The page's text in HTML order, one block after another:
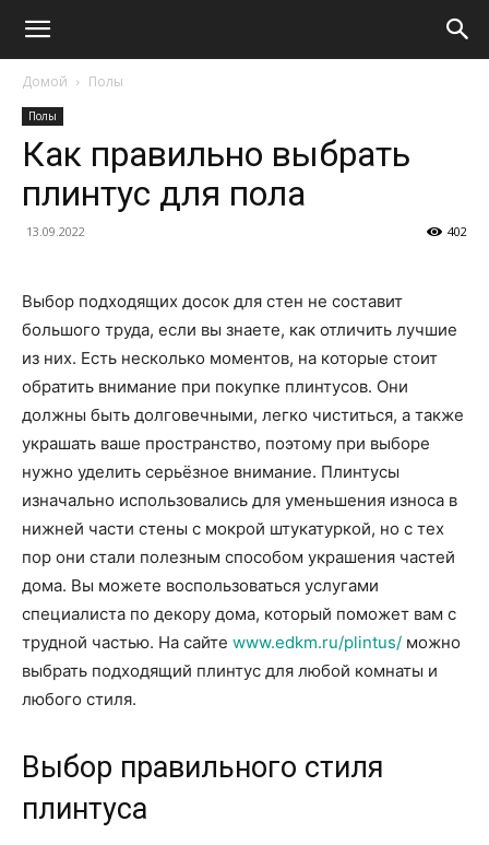
Домой Полы
Полы
Как правильно выбрать
плинтус для пола
13.09.2022 402
Выбор подходящих досок для стен не составит
большого труда, если вы знаете, как отличить лучшие
из них. Есть несколько моментов, на которые стоит
обратить внимание при покупке плинтусов. Они
должны быть долговечными, легко чиститься, а также
украшать ваше пространство, поэтому при выборе
нужно уделить серьёзное внимание. Плинтусы
изначально использовались для уменьшения износа в
нижней части стены с мокрой штукатуркой, но с тех
пор они стали полезным способом украшения частей
дома. Вы можете воспользоваться услугами
специалиста по декору дома, который поможет вам с
трудной частью. На сайте www.edkm.ru/plintus/ можно
выбрать подходящий плинтус для любой комнаты и
любого стиля.
Выбор правильного стиля
плинтуса